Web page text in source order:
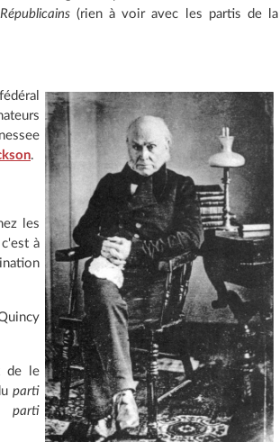
Républicains(rien à voir avec les partis de la
.
les
à
de le
parti
parti